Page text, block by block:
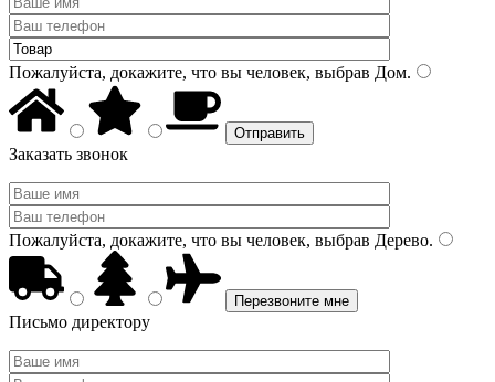
Пожалуйста, докажите, что вы человек, выбрав Дом.
Заказать звонок
Пожалуйста, докажите, что вы человек, выбрав Дерево.
Письмо директору